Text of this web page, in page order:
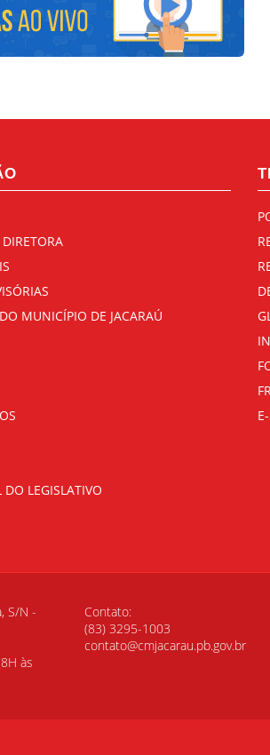
MUNICÍPIO DE JACARAÚ
LEGISLATIVO
S/N -
às
Contato:
(83) 3295-1003
contato@cmjacarau.pb.gov.br